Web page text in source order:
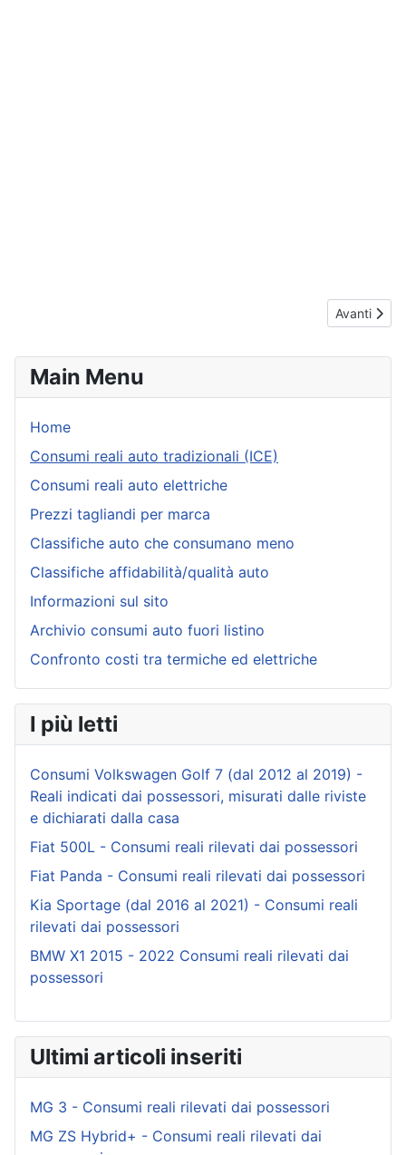
Main Menu
Home
Consumi reali auto tradizionali (ICE)
Consumi reali auto elettriche
Prezzi tagliandi per marca
Classifiche auto che consumano meno
Classifiche affidabilità/qualità auto
Informazioni sul sito
Archivio consumi auto fuori listino
Confronto costi tra termiche ed elettriche
I più letti
Consumi Volkswagen Golf 7 (dal 2012 al 2019) -
Reali indicati dai possessori, misurati dalle riviste
e dichiarati dalla casa
Fiat 500L - Consumi reali rilevati dai possessori
Fiat Panda - Consumi reali rilevati dai possessori
Kia Sportage (dal 2016 al 2021) - Consumi reali
rilevati dai possessori
BMW X1 2015 - 2022 Consumi reali rilevati dai
possessori
Ultimi articoli inseriti
MG 3 - Consumi reali rilevati dai possessori
MG ZS Hybrid+ - Consumi reali rilevati dai
Articolo
Avanti